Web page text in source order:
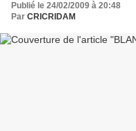
Publié le 24/02/2009 à 20:48
Par CRICRIDAM